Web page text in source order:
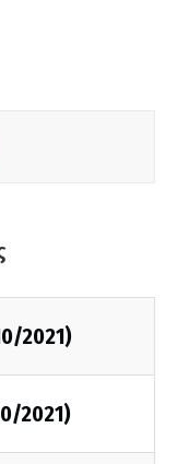
2021)
2021)